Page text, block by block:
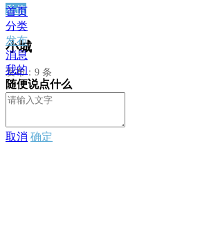
私信
小城
发布：9 条
首页
分类
发布
消息
我的
随便说点什么
取消 确定